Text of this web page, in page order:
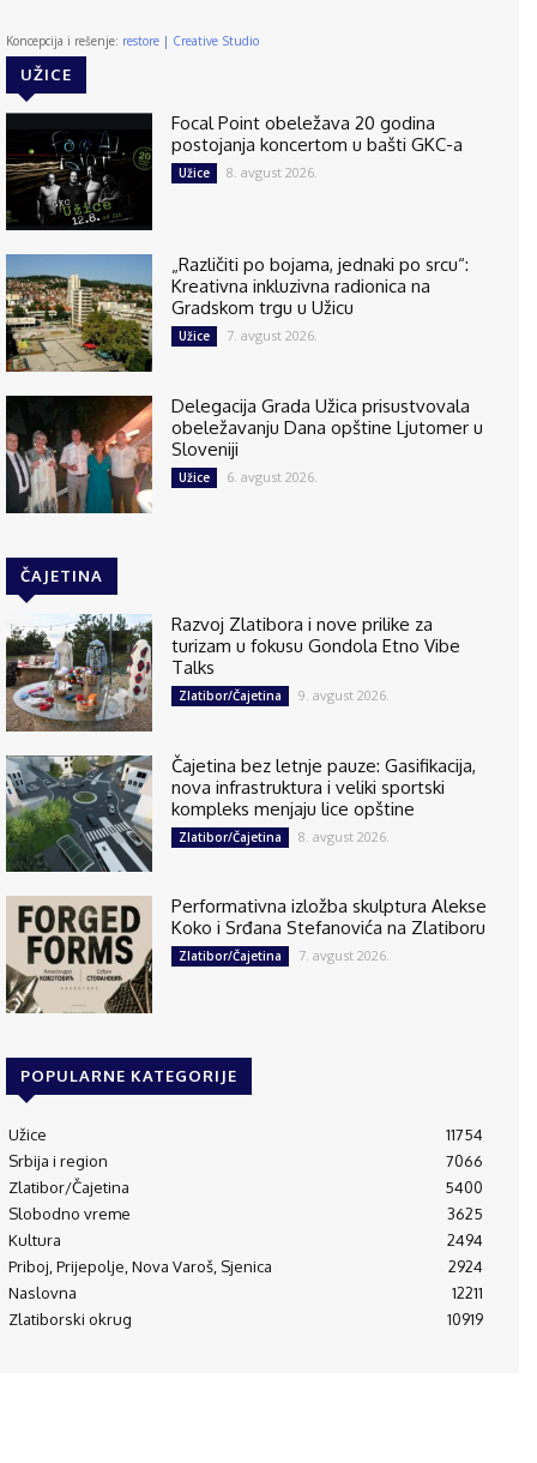
Koncepcija i rešenje: restore | Creative Studio
UŽICE
Focal Point obeležava 20 godina
postojanja koncertom u bašti GKC-a
Užice 8. avgust 2026.
„Različiti po bojama, jednaki po srcu“:
Kreativna inkluzivna radionica na
Gradskom trgu u Užicu
Užice 7. avgust 2026.
Delegacija Grada Užica prisustvovala
obeležavanju Dana opštine Ljutomer u
Sloveniji
Užice 6. avgust 2026.
ČAJETINA
Razvoj Zlatibora i nove prilike za
turizam u fokusu Gondola Etno Vibe
Talks
Zlatibor/Čajetina 9. avgust 2026.
Čajetina bez letnje pauze: Gasifikacija,
nova infrastruktura i veliki sportski
kompleks menjaju lice opštine
Zlatibor/Čajetina 8. avgust 2026.
Performativna izložba skulptura Alekse
Koko i Srđana Stefanovića na Zlatiboru
Zlatibor/Čajetina 7. avgust 2026.
POPULARNE KATEGORIJE
Užice
11754
Srbija i region
7066
Zlatibor/Čajetina
5400
Slobodno vreme
3625
Kultura
2494
Priboj, Prijepolje, Nova Varoš, Sjenica
2924
Naslovna
12211
Zlatiborski okrug
10919